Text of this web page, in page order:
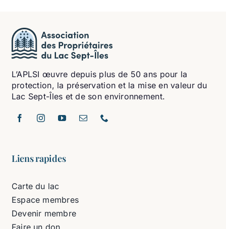
L’APLSI œuvre depuis plus de 50 ans pour la
protection, la préservation et la mise en valeur du
Lac Sept-Îles et de son environnement.
Liens rapides
Carte du lac
Espace membres
Devenir membre